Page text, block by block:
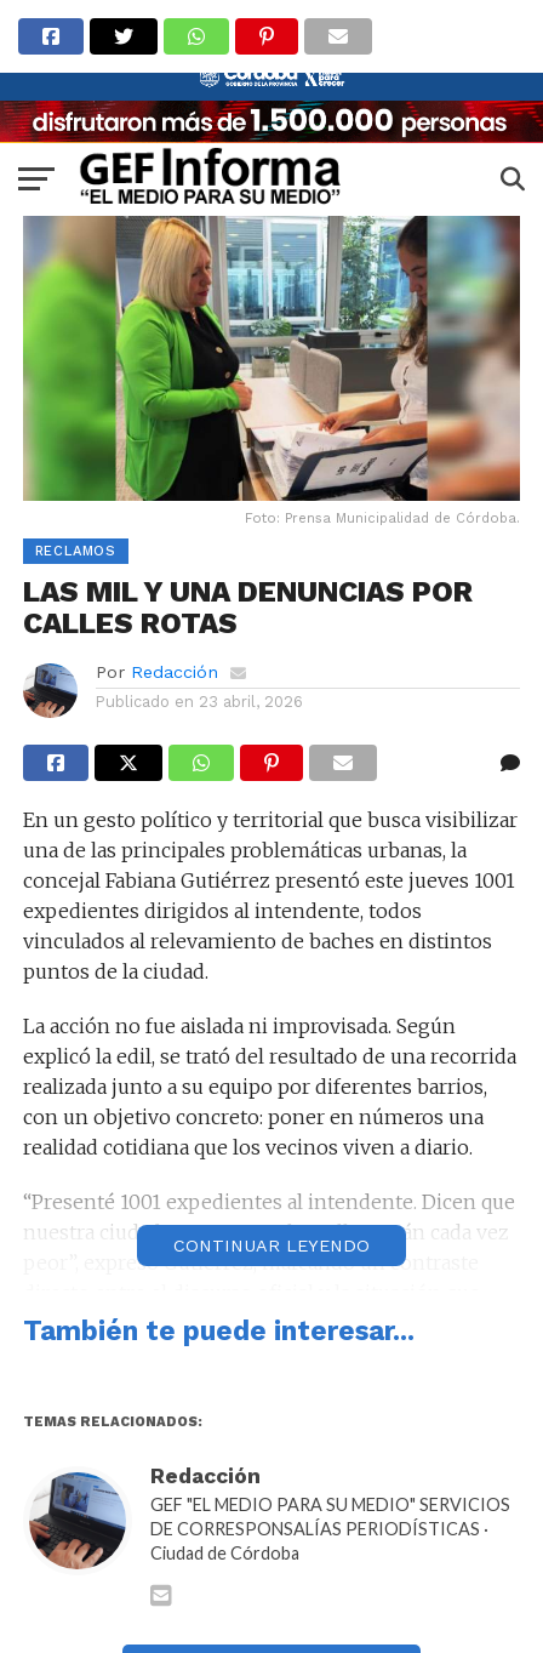
Foto: Prensa Municipalidad de Córdoba.
RECLAMOS
LAS MIL Y UNA DENUNCIAS POR
CALLES ROTAS
Por Redacción
Publicado en 23 abril, 2026
En un gesto político y territorial que busca visibilizar
una de las principales problemáticas urbanas, la
concejal Fabiana Gutiérrez presentó este jueves 1001
expedientes dirigidos al intendente, todos
vinculados al relevamiento de baches en distintos
puntos de la ciudad.
La acción no fue aislada ni improvisada. Según
explicó la edil, se trató del resultado de una recorrida
realizada junto a su equipo por diferentes barrios,
con un objetivo concreto: poner en números una
realidad cotidiana que los vecinos viven a diario.
“Presenté 1001 expedientes al intendente. Dicen que
nuestra ciudad avanza, pero las calles están cada vez
peor”, expresó Gutiérrez, marcando un contraste
según sostiene, se observa en el territorio.
de una denuncia simbólica, sino de una acumulación
concreta de reclamos formalizados.
CONTINUAR LEYENDO
También te puede interesar...
TEMAS RELACIONADOS:
Redacción
GEF "EL MEDIO PARA SU MEDIO" SERVICIOS
DE CORRESPONSALÍAS PERIODÍSTICAS ·
Ciudad de Córdoba